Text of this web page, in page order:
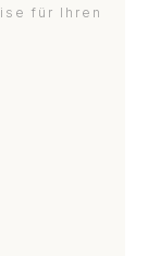
für Ihren